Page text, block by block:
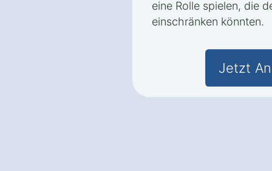
eine Rolle spielen, die
einschränken könnten.
Jetzt